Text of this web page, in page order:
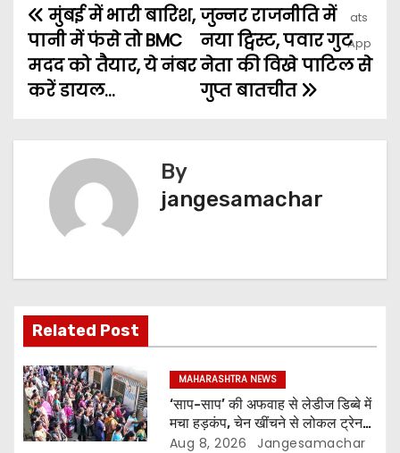
जुन्नर राजनीति में
नया ट्विस्ट, पवार गुट
नेता की विखे पाटिल से
गुप्त बातचीत
मुंबई में भारी बारिश,
पानी में फंसे तो BMC
मदद को तैयार, ये नंबर
करें डायल…
By
jangesamachar
Related Post
MAHARASHTRA NEWS
‘साप-साप’ की अफवाह से लेडीज डिब्बे में
मचा हड़कंप, चेन खींचने से लोकल ट्रेन
चार बार रुकी; कुर्ला में सभी महिलाओं की
Aug 8, 2026 Jangesamachar